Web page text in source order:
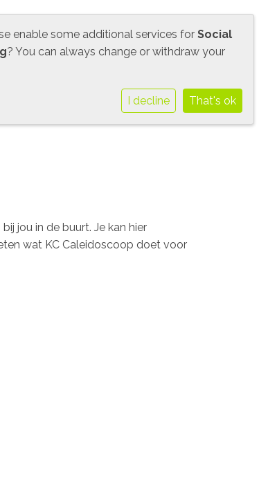
Praktisch Contact
jou in de buurt. Je kan hier
wat KC Caleidoscoop doet voor
enable some additional services for Social
? You can always change or withdraw your
I decline That's ok